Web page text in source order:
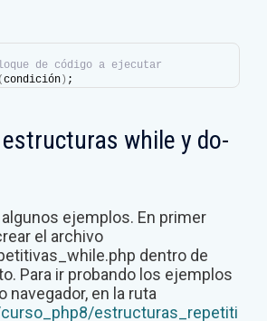
de código a ejecutar
(condición ) ;
while y do-
ejemplos. En primer
el archivo
dentro de
Para ir probando los ejemplos
navegador, en la ruta
estructuras_repetiti